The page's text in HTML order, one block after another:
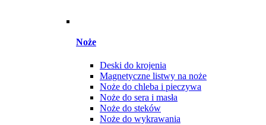
Noże
Deski do krojenia
Magnetyczne listwy na noże
Noże do chleba i pieczywa
Noże do sera i masła
Noże do steków
Noże do wykrawania